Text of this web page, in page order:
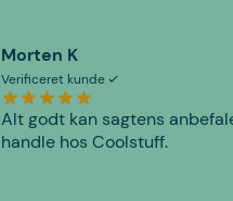
Morten K
Verificeret kunde
Alt godt kan sagtens
handle hos Coolstuff.